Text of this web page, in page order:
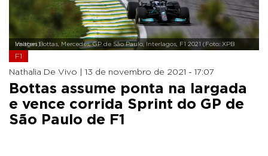
Valtteri Bottas, Mercedes, GP de São Paulo, Interlagos, F1 2021 (Foto: XPB Images)
F1
Nathalia De Vivo | 13 de novembro de 2021 - 17:07
Bottas assume ponta na largada
e vence corrida Sprint do GP de
São Paulo de F1